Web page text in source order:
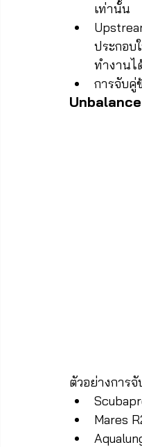
เท่านั้น
ประกอบ
ทำงานไ
การจับคู่
ตัวอย่างการ
Mares